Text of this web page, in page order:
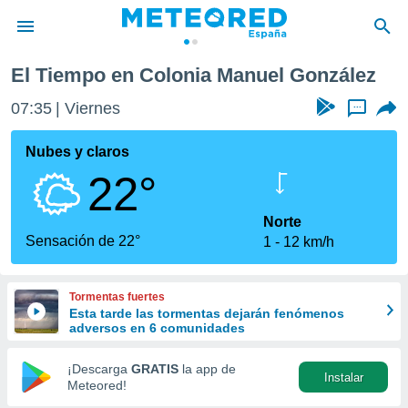
de
por
que se
calidad.
a este
las
y
forma
digital
basada
El Tiempo en Colonia Manuel González
07:35 Viernes ...
Nubes y claros
22°
Sensación de 22°
Norte
1
12 km/h
Tormentas fuertes
Esta tarde las tormentas dejarán fenómenos
adversos en 6 comunidades
¡Descarga GRATIS la app de
Meteored!
Instalar